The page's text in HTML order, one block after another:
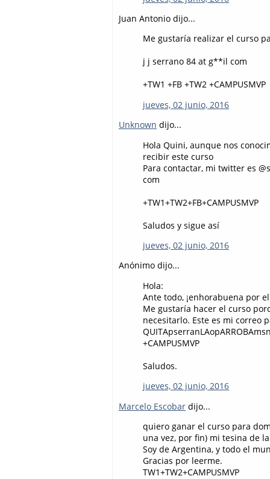
Juan Antonio dijo...
Me gustaría realizar el curso
j j serrano 84 at g**il com
+TW1 +FB +TW2 +CAMPUSMVP
jueves, 02 junio, 2016
Unknown dijo...
Hola Quini, aunque nos
recibir este curso
Para contactar, mi twitter es
com
+TW1+TW2+FB+CAMPUSMVP
Saludos y sigue así
jueves, 02 junio, 2016
Anónimo dijo...
Hola:
Ante todo, ¡enhorabuena por
Me gustaría hacer el curso
necesitarlo. Este es mi correo
+CAMPUSMVP
Saludos.
jueves, 02 junio, 2016
Marcelo Escobar dijo...
quiero ganar el curso para
una vez, por fin) mi tesina de
Soy de Argentina, y todo el
Gracias por leerme.
TW1+TW2+CAMPUSMVP